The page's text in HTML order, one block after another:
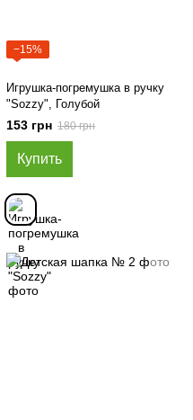
−15%
Игрушка-погремушка в ручку
"Sozzy", Голубой
153 грн 180 грн
Купить